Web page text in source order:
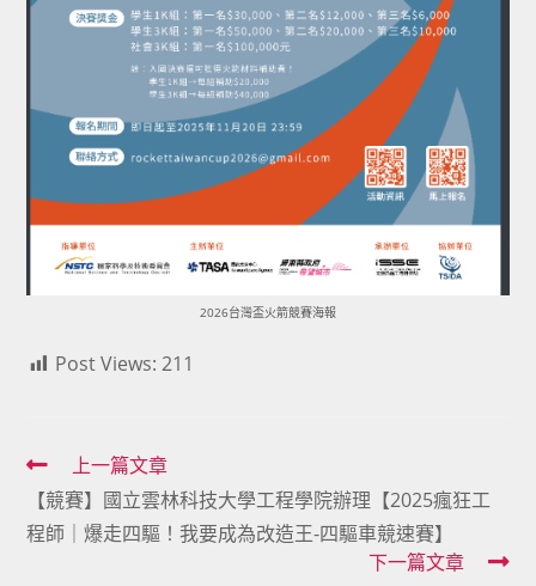
2026台灣盃火箭競賽海報
Post Views: 211
Read
more
articles
上一篇文章
【競賽】國立雲林科技大學工程學院辦理【2025瘋狂工
程師｜爆走四驅！我要成為改造王-四驅車競速賽】
下一篇文章